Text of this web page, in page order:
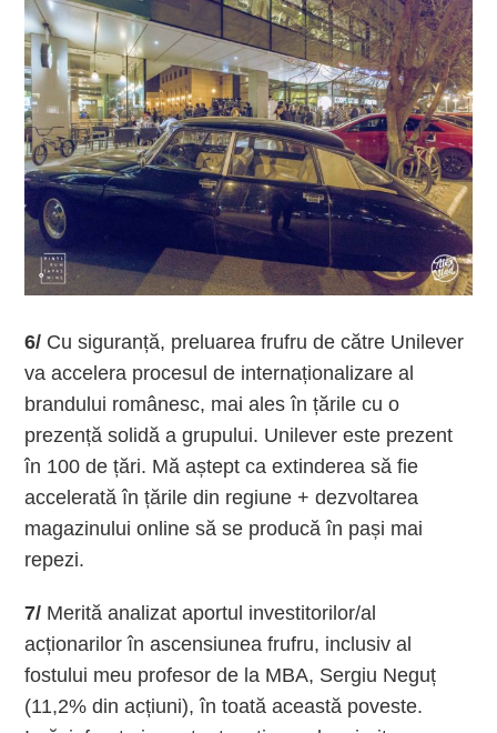
6/ Cu siguranță, preluarea frufru de către Unilever
va accelera procesul de internaționalizare al
brandului românesc, mai ales în țările cu o
prezență solidă a grupului. Unilever este prezent
în 100 de țări. Mă aștept ca extinderea să fie
accelerată în țările din regiune + dezvoltarea
magazinului online să se producă în pași mai
repezi.
7/ Merită analizat aportul investitorilor/al
acționarilor în ascensiunea frufru, inclusiv al
fostului meu profesor de la MBA, Sergiu Neguț
(11,2% din acțiuni), în toată această poveste.